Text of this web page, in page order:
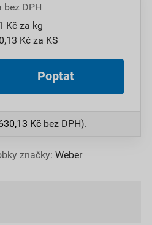
bez DPH
Kč za kg
Kč za KS
Poptat
Kč bez DPH).
značky: Weber